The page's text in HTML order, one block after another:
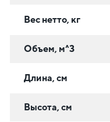
Вес нетто, кг
Объем, м^3
Длина, см
Высота, см